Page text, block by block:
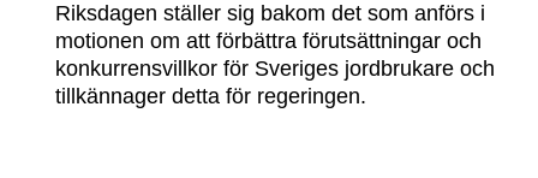
Riksdagen ställer sig bakom det som anförs i
motionen om att förbättra förutsättningar och
konkurrensvillkor för Sveriges jordbrukare och
tillkännager detta för regeringen.